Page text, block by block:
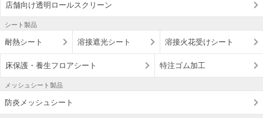
店舗向け透明ロールスクリーン
シート製品
耐熱シート 溶接遮光シート 溶接火花受けシート
床保護・養生フロアシート 特注ゴム加工
メッシュシート製品
防炎メッシュシート